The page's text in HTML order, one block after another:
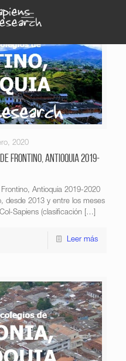
2020
Frontino, Antioquia 2019-
Antioquia 2019-2020
desde 2013 y entre los meses
Sapiens (clasificación […]
Leer más